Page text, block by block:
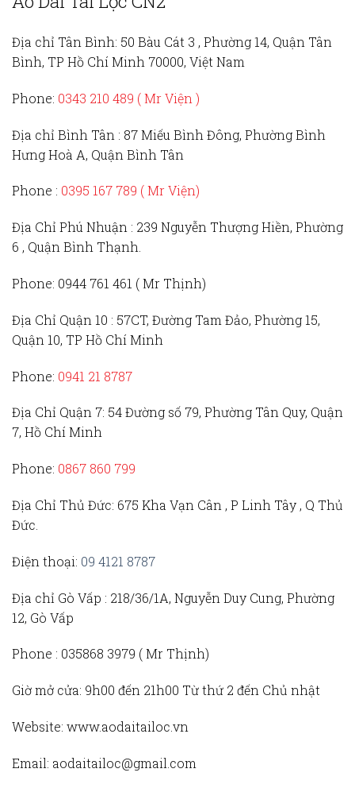
Địa chỉ Tân Bình: 50 Bàu Cát 3 , Phường 14, Quận Tân
Bình, TP Hồ Chí Minh 70000, Việt Nam
Phone: 0343 210 489 ( Mr Viện )
Địa chỉ Bình Tân : 87 Miếu Bình Đông, Phường Bình
Hưng Hoà A, Quận Bình Tân
Phone : 0395 167 789 ( Mr Viện)
Địa Chỉ Phú Nhuận : 239 Nguyễn Thượng Hiền, Phường
6 , Quận Bình Thạnh.
Phone: 0944 761 461 ( Mr Thịnh)
Địa Chỉ Quận 10 : 57CT, Đường Tam Đảo, Phường 15,
Quận 10, TP Hồ Chí Minh
Phone: 0941 21 8787
Địa Chỉ Quận 7: 54 Đường số 79, Phường Tân Quy, Quận
7, Hồ Chí Minh
Phone: 0867 860 799
Địa Chỉ Thủ Đức: 675 Kha Vạn Cân , P Linh Tây , Q Thủ
Đức.
Điện thoại: 09 4121 8787
Địa chỉ Gò Vấp : 218/36/1A, Nguyễn Duy Cung, Phường
12, Gò Vấp
Phone : 035868 3979 (Mr Thịnh)
Giờ mở cửa: 9h00 đến 21h00 Từ thứ 2 đến Chủ nhật
Website: www.aodaitailoc.vn
Email: aodaitailoc@gmail.com